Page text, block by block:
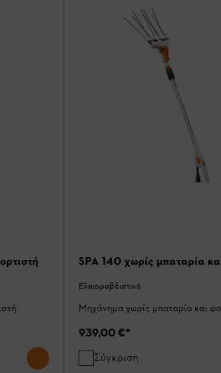
SPA 140 χωρίς μπαταρία
Ελαιοραβδιστικά
Μηχάνημα χωρίς μπαταρία και
939,00 €*
Σύγκριση